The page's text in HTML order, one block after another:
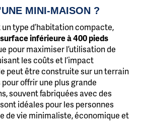
MINI-MAISON ?
type d’habitation compacte,
surface inférieure à 400 pieds
pour maximiser l’utilisation de
les coûts et l’impact
peut être construite sur un terrain
offrir une plus grande
souvent fabriquées avec des
idéales pour les personnes
de vie minimaliste, économique et